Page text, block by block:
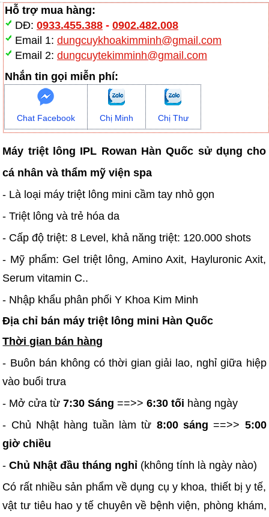
Hỗ trợ mua hàng:
DĐ: 0933.455.388- 0902.482.008
Email 1: dungcuykhoakimminh@gmail.com
Email 2: dungcuytekimminh@gmail.com
Nhắn tin gọi miễn phí:
Chat Facebook Chị Minh Chị Thư
Máy triệt lông IPL Rowan Hàn Quốc sử dụng cho
cá nhân và thẩm mỹ viện spa
- Là loại máy triệt lông mini cầm tay nhỏ gọn
- Triệt lông và trẻ hóa da
- Cấp độ triệt: 8 Level, khả năng triệt: 120.000 shots
- Mỹ phẩm: Gel triệt lông, Amino Axit, Hayluronic Axit,
Serum vitamin C..
- Nhập khẩu phân phối Y Khoa Kim Minh
Địa chỉ bán máy triệt lông mini Hàn Quốc
Thời gian bán hàng
- Buôn bán không có thời gian giải lao, nghỉ giữa hiệp
vào buổi trưa
- Mở cửa từ7:30 Sáng ==>> 6:30 tối hàng ngày
- Chủ Nhật hàng tuần làm từ 8:00 sáng ==>> 5:00
giờ chiều
-Chủ Nhật đầu tháng nghỉ (không tính là ngày nào)
Có rất nhiều sản phẩm về dụng cụ y khoa, thiết bị y tế,
vật tư tiêu hao y tế chuyên về bệnh viện, phòng khám,